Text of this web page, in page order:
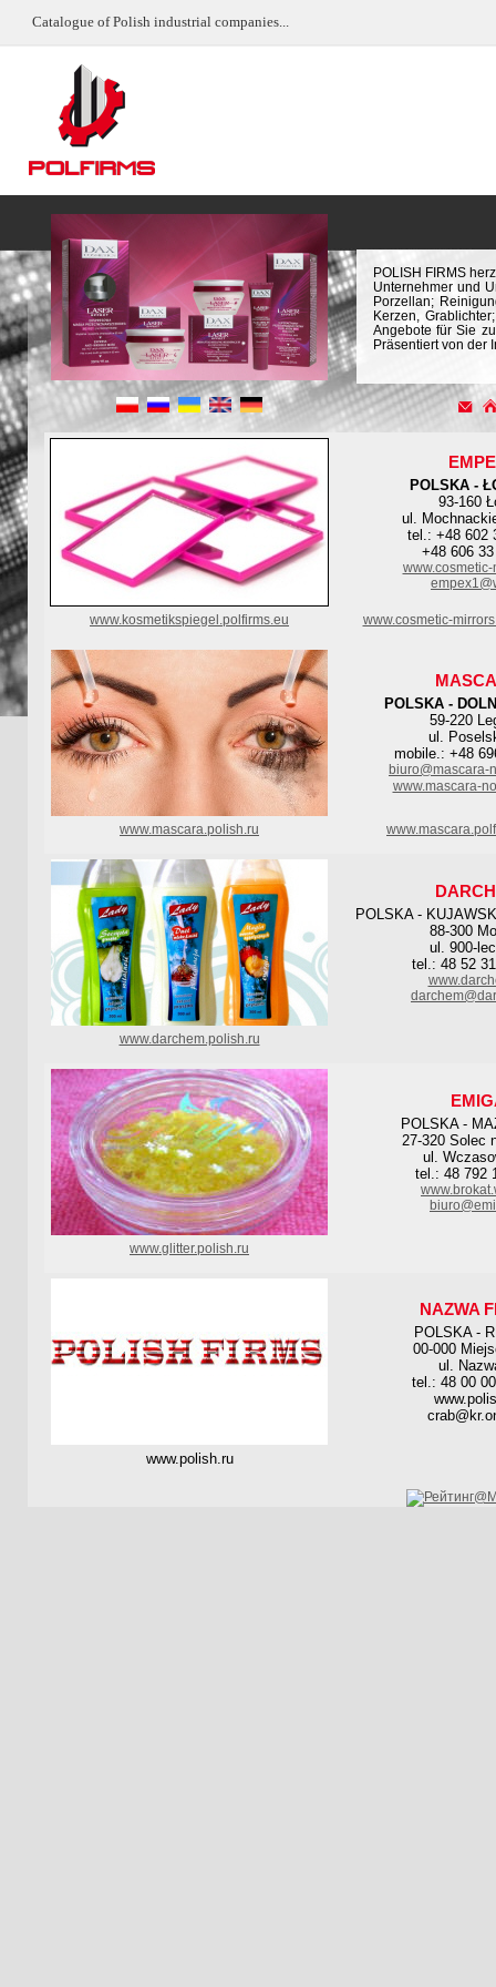
Catalogue of Polish industrial companies...
POLISH FIRMS
Unternehmer und
Porzellan;
Kerzen,
Angebote für Sie
Präsentiert von der
POLSKA -
93-160
ul.
tel.: +48 602
+48 606
www.kosmetikspiegel.polfirms.eu www.cosmetic-
POLSKA -
59-220
ul.
mobile.: +48
biuro@mascara-
www.mascara-
www.mascara.polish.ru
POLSKA -
88-300
ul. 900-
tel.: 48 52
www.darchem.polish.ru
POLSKA -
27-320 Solec
ul.
tel.: 48 792
www.glitter.polish.ru
NAZWA
POLSKA -
00-000
ul.
tel.: 48 00
www.polish.ru